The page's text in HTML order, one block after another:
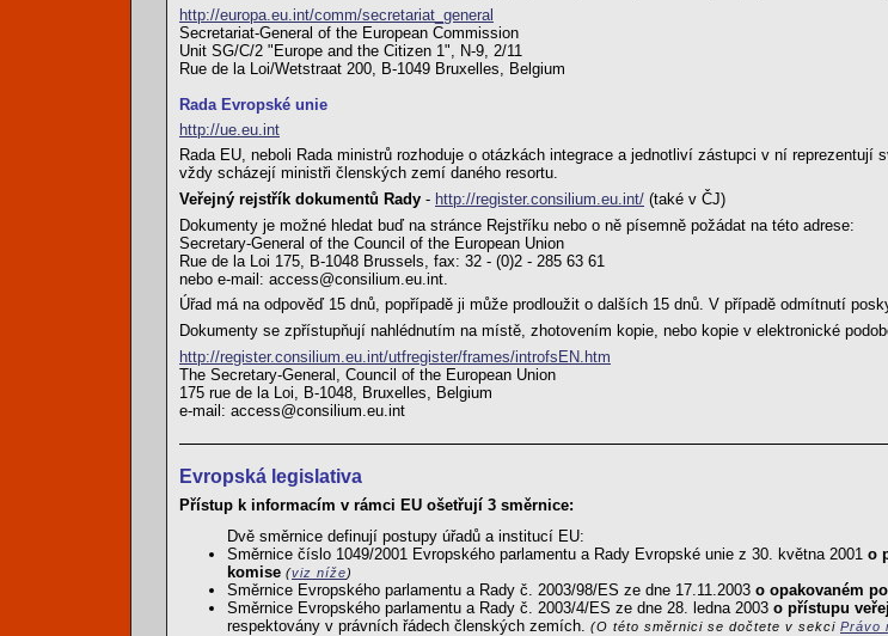
http://europa.eu.int/comm/secretariat_general
Secretariat-General of the European Commission
Unit SG/C/2 "Europe and the Citizen 1", N-9, 2/11
Rue de la Loi/Wetstraat 200, B-1049 Bruxelles, Belgium
Rada Evropské unie
http://ue.eu.int
Rada EU, neboli Rada ministrů rozhoduje o otázkách integrace a jednotliví zástupci v ní
vždy scházejí ministři členských zemí daného resortu.
Veřejný rejstřík dokumentů Rady - http://register.consilium.eu.int/ (také v ČJ)
Dokumenty je možné hledat buď na stránce Rejstříku nebo o ně písemně požádat na této adrese:
Secretary-General of the Council of the European Union
Rue de la Loi 175, B-1048 Brussels, fax: 32 - (0)2 - 285 63 61
nebo e-mail: access@consilium.eu.int.
Úřad má na odpověď 15 dnů, popřípadě ji může prodloužit o dalších 15 dnů. V případě odmítnutí
Dokumenty se zpřístupňují nahlédnutím na místě, zhotovením kopie, nebo kopie v elektronické
http://register.consilium.eu.int/utfregister/frames/introfsEN.htm
The Secretary-General, Council of the European Union
175 rue de la Loi, B-1048, Bruxelles, Belgium
e-mail: access@consilium.eu.int
Evropská legislativa
Přístup k informacím v rámci EU ošetřují 3 směrnice:
Dvě směrnice definují postupy úřadů a institucí EU:
Směrnice číslo 1049/2001 Evropského parlamentu a Rady Evropské unie z 30. května 2001 o
komise (viz níže)
Směrnice Evropského parlamentu a Rady č. 2003/98/ES ze dne 17.11.2003 o opakovaném
Směrnice Evropského parlamentu a Rady č. 2003/4/ES ze dne 28. ledna 2003 o přístupu
respektovány v právních řádech členských zemích.
(O této směrnici se dočtete v sekci Právo